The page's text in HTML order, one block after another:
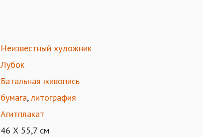
Неизвестный художник
Лубок
Батальная живопись
бумага,литография
Агитплакат
46 Х 55,7 см